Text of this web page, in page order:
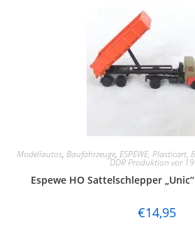
Modellautos, Baufahrzeuge, ESPEWE, Plasticart,
DDR Produktion vor
Espewe HO Sattelschlepper
€14,95